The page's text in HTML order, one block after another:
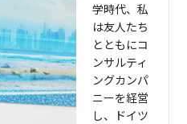
学時代、私
は友人たち
とともにコ
ンサルティ
ングカンパ
ニーを経営
し、ドイツ